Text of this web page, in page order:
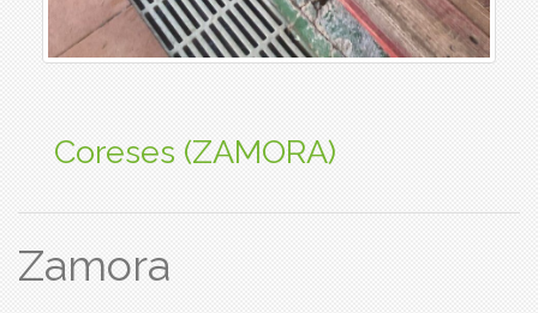
Coreses (ZAMORA)
Zamora